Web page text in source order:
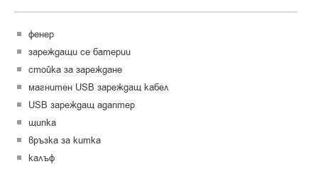
фенер
зареждащи се батерии
стойка за зареждане
магнитен USB зареждащ кабел
USB зареждащ адаптер
щипка
връзка за китка
калъф